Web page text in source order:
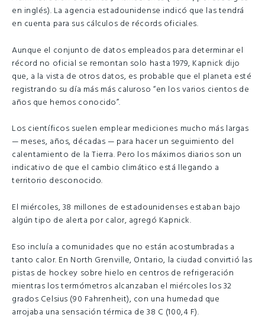
en inglés). La agencia estadounidense indicó que las tendrá
en cuenta para sus cálculos de récords oficiales.
Aunque el conjunto de datos empleados para determinar el
récord no oficial se remontan solo hasta 1979, Kapnick dijo
que, a la vista de otros datos, es probable que el planeta esté
registrando su día más más caluroso “en los varios cientos de
años que hemos conocido”.
Los científicos suelen emplear mediciones mucho más largas
— meses, años, décadas — para hacer un seguimiento del
calentamiento de la Tierra. Pero los máximos diarios son un
indicativo de que el cambio climático está llegando a
territorio desconocido.
El miércoles, 38 millones de estadounidenses estaban bajo
algún tipo de alerta por calor, agregó Kapnick.
Eso incluía a comunidades que no están acostumbradas a
tanto calor. En North Grenville, Ontario, la ciudad convirtió las
pistas de hockey sobre hielo en centros de refrigeración
mientras los termómetros alcanzaban el miércoles los 32
grados Celsius (90 Fahrenheit), con una humedad que
arrojaba una sensación térmica de 38 C (100,4 F).